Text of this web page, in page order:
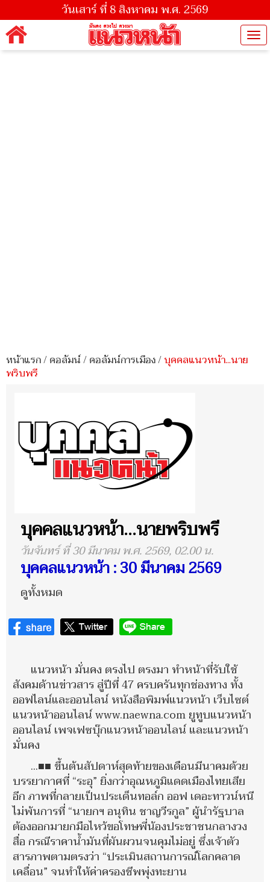
วันเสาร์ ที่ 8 สิงหาคม พ.ศ. 2569
หน้าแรก/คอลัมน์/คอลัมน์การเมือง/บุคคลแนวหน้า...นาย
พริบพรี
บุคคลแนวหน้า...นายพริบพรี
วันจันทร์ ที่ 30 มีนาคม พ.ศ. 2569, 02.00 น.
บุคคลแนวหน้า : 30 มีนาคม 2569
ดูทั้งหมด
แนวหน้า มั่นคง ตรงไป ตรงมา ทำหน้าที่รับใช้
สังคมด้านข่าวสาร สู่ปีที่ 47 ครบครันทุกช่องทาง ทั้ง
ออฟไลน์และออนไลน์ หนังสือพิมพ์แนวหน้า เว็บไซต์
แนวหน้าออนไลน์ www.naewna.com ยูทูบแนวหน้า
ออนไลน์ เพจเฟซบุ๊กแนวหน้าออนไลน์ และแนวหน้า
มั่นคง
...■■ ขึ้นต้นสัปดาห์สุดท้ายของเดือนมีนาคมด้วย
บรรยากาศที่ “ระอุ” ยิ่งกว่าอุณหภูมิแดดเมืองไทยเสีย
อีก ภาพที่กลายเป็นประเด็นทอล์ก ออฟ เดอะทาวน์หนี
ไม่พ้นการที่ “นายกฯ อนุทิน ชาญวีรกูล” ผู้นำรัฐบาล
ต้องออกมายกมือไหว้ขอโทษพี่น้องประชาชนกลางวง
สื่อ กรณีราคาน้ำมันที่ผันผวนจนคุมไม่อยู่ ซึ่งเจ้าตัว
สารภาพตามตรงว่า “ประเมินสถานการณ์โลกคลาด
เคลื่อน” จนทำให้ค่าครองชีพพุ่งทะยาน